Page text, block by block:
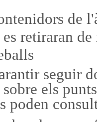
de
retiraran
seguir
els
poden